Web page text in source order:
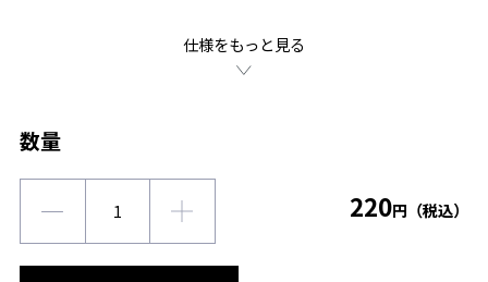
仕様をもっと見る
数量
220円（税込）